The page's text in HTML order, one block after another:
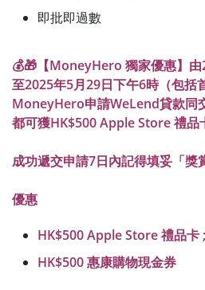
即批即過數
💰🎁【MoneyHero 獨家優惠】
至2025年5月29日下午6時（包括
MoneyHero申請WeLend貸款同
都可獲HK$500 Apple Store 禮品
成功遞交申請7日內記得填妥「獎
優惠
HK$500 Apple Store 禮品卡
HK$500 惠康購物現金券